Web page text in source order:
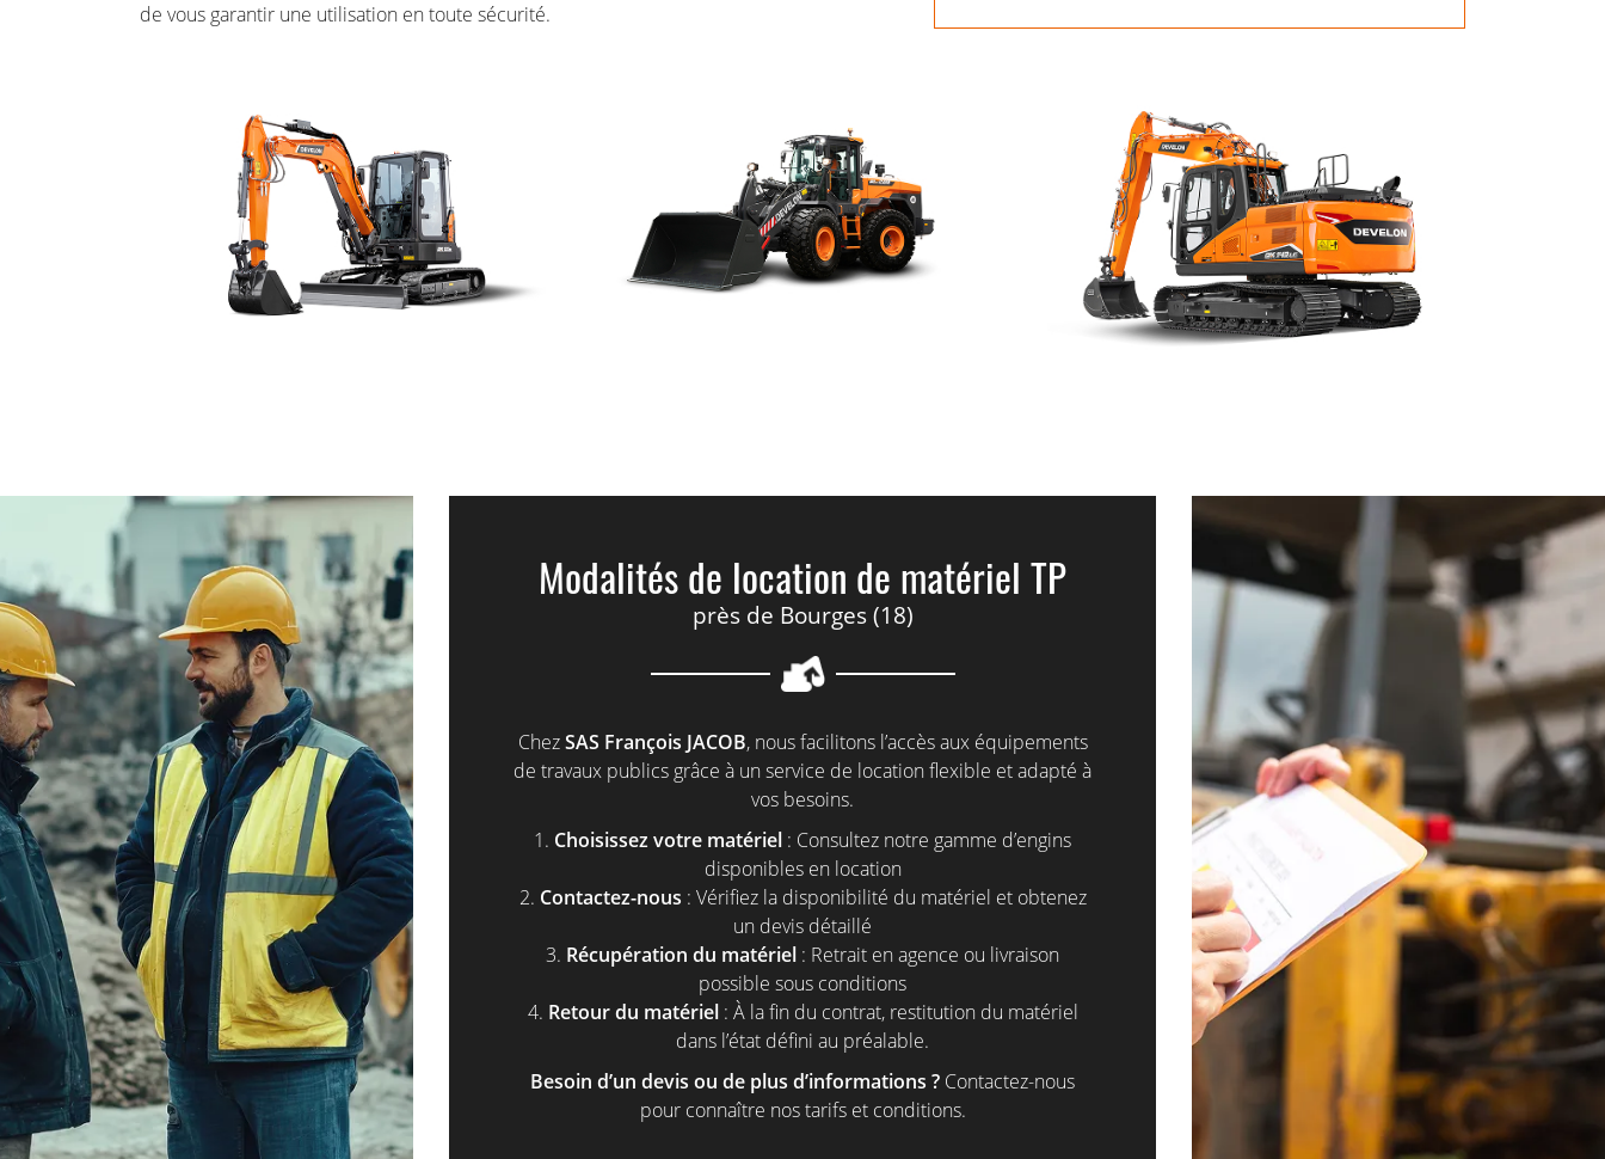
de vous garantir une utilisation en toute sécurité.
Modalités de location de matériel TP
près de Bourges (18)
ChezSAS François JACOB, nous facilitons l’accès aux équipements
de travaux publics grâce à un service de location flexible et adapté à
vos besoins.
1. Choisissez votre matériel : Consultez notre gamme d’engins
disponibles en location
2. Contactez-nous : Vérifiez la disponibilité du matériel et obtenez
un devis détaillé
3. Récupération du matériel : Retrait en agence ou livraison
possible sous conditions
4. Retour du matériel: À la fin du contrat, restitution du matériel
dans l’état défini au préalable.
Besoin d’un devis ou de plus d’informations ? Contactez-nous
pour connaître nos tarifs et conditions.